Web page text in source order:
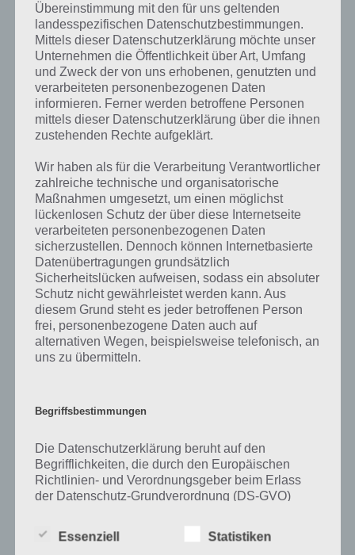
Kurze Begriffserklärung zur Lösung
Kassette
Kassette ist die Lösung für das tägliche Rätsel am 10.6.2023 in 4
Bilder 1 Wort, doch welche Bedeutung hat dieses eigentlich und was
Zu bestimmten Lösungen präsentieren wir daher auch immer eine
kurze Begriffserklärung!
Zu Kassette haben wir zunächst keine weiteren Informationen parat!
Auf WhatsApp teilen Teilen auf Facebook
Tweet auf Twitter
Mehr Artikel hier auf Touchportal
Übereinstimmung mit den für uns geltenden
landesspezifischen Datenschutzbestimmungen.
Mittels dieser Datenschutzerklärung möchte unser
Unternehmen die Öffentlichkeit über Art, Umfang
und Zweck der von uns erhobenen, genutzten und
verarbeiteten personenbezogenen Daten
informieren. Ferner werden betroffene Personen
mittels dieser Datenschutzerklärung über die ihnen
zustehenden Rechte aufgeklärt.
Wir haben als für die Verarbeitung Verantwortlicher
zahlreiche technische und organisatorische
Maßnahmen umgesetzt, um einen möglichst
lückenlosen Schutz der über diese Internetseite
verarbeiteten personenbezogenen Daten
sicherzustellen. Dennoch können Internetbasierte
Datenübertragungen grundsätzlich
Sicherheitslücken aufweisen, sodass ein absoluter
Schutz nicht gewährleistet werden kann. Aus
diesem Grund steht es jeder betroffenen Person
frei, personenbezogene Daten auch auf
alternativen Wegen, beispielsweise telefonisch, an
uns zu übermitteln.
Begriffsbestimmungen
Die Datenschutzerklärung beruht auf den
Begrifflichkeiten, die durch den Europäischen
Richtlinien- und Verordnungsgeber beim Erlass
der Datenschutz-Grundverordnung (DS-GVO)
soll sowohl für die Öffentlichkeit als auch für
unsere Kunden und Geschäftspartner einfach
Essenziell Statistiken